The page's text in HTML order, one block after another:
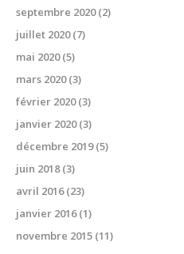
septembre 2020(2)
juillet 2020(7)
mai 2020(5)
mars 2020(3)
février 2020(3)
janvier 2020(3)
décembre 2019(5)
juin 2018(3)
avril 2016(23)
janvier 2016(1)
novembre 2015 (11)